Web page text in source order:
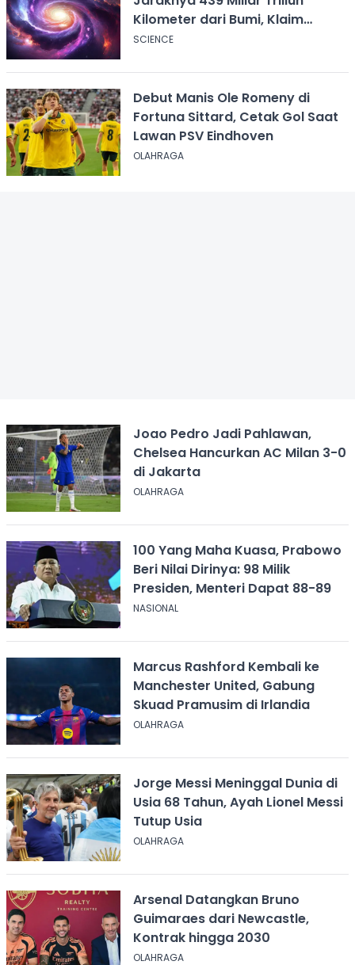
Kilometer dari Bumi, Klaim
Ilmuwan Harvard
SCIENCE
Debut Manis Ole Romeny di
Fortuna Sittard, Cetak Gol Saat
Lawan PSV Eindhoven
OLAHRAGA
Joao Pedro Jadi Pahlawan,
Chelsea Hancurkan AC Milan 3-0
di Jakarta
OLAHRAGA
100 Yang Maha Kuasa, Prabowo
Beri Nilai Dirinya: 98 Milik
Presiden, Menteri Dapat 88-89
NASIONAL
Marcus Rashford Kembali ke
Manchester United, Gabung
Skuad Pramusim di Irlandia
OLAHRAGA
Jorge Messi Meninggal Dunia di
Usia 68 Tahun, Ayah Lionel Messi
Tutup Usia
OLAHRAGA
Arsenal Datangkan Bruno
Guimaraes dari Newcastle,
Kontrak hingga 2030
OLAHRAGA